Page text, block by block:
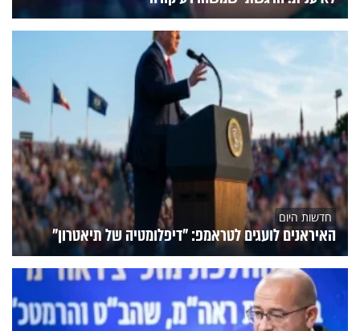
חדשות היום
האיראנים לועגים לטראמפ: "דיפלומטיה של תיאטרון"